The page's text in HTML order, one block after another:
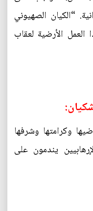
“الكيان الصهيوني
العمل الأرضية لعقاب
وكرامتها وشرفها
يندمون على